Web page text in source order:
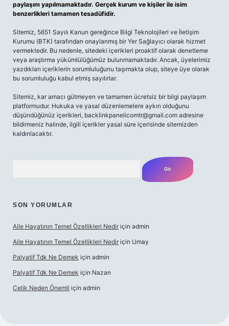
paylaşım yapılmamaktadır. Gerçek kurum ve kişiler ile isim
benzerlikleri tamamen tesadüfidir.
Sitemiz, 5651 Sayılı Kanun gereğince Bilgi Teknolojileri ve İletişim
Kurumu (BTK) tarafından onaylanmış bir Yer Sağlayıcı olarak hizmet
vermektedir. Bu nedenle, sitedeki içerikleri proaktif olarak denetleme
veya araştırma yükümlülüğümüz bulunmamaktadır. Ancak, üyelerimiz
yazdıkları içeriklerin sorumluluğunu taşımakta olup, siteye üye olarak
bu sorumluluğu kabul etmiş sayılırlar.
Sitemiz, kar amacı gütmeyen ve tamamen ücretsiz bir bilgi paylaşım
platformudur. Hukuka ve yasal düzenlemelere aykırı olduğunu
düşündüğünüz içerikleri, backlinkpanelicomtr@gmail.com adresine
bildirmeniz halinde, ilgili içerikler yasal süre içerisinde sitemizden
kaldırılacaktır.
SON YORUMLAR
Aile Hayatının Temel Özellikleri Nedir için admin
Aile Hayatının Temel Özellikleri Nedir için Umay
Palyatif Tdk Ne Demek için admin
Palyatif Tdk Ne Demek için Nazan
Çelik Neden Önemli için admin